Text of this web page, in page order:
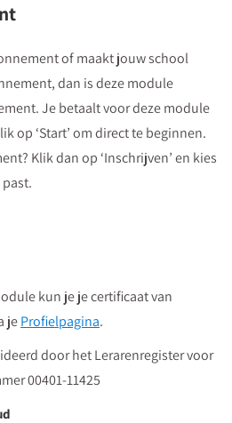
of maakt jouw school
dan is deze module
Je betaalt voor deze module
op ‘Start’ om direct te beginnen.
Klik dan op ‘Inschrijven’ en kies
kun je je certificaat van
jeProfielpagina.
door het Lerarenregister voor
00401-11425